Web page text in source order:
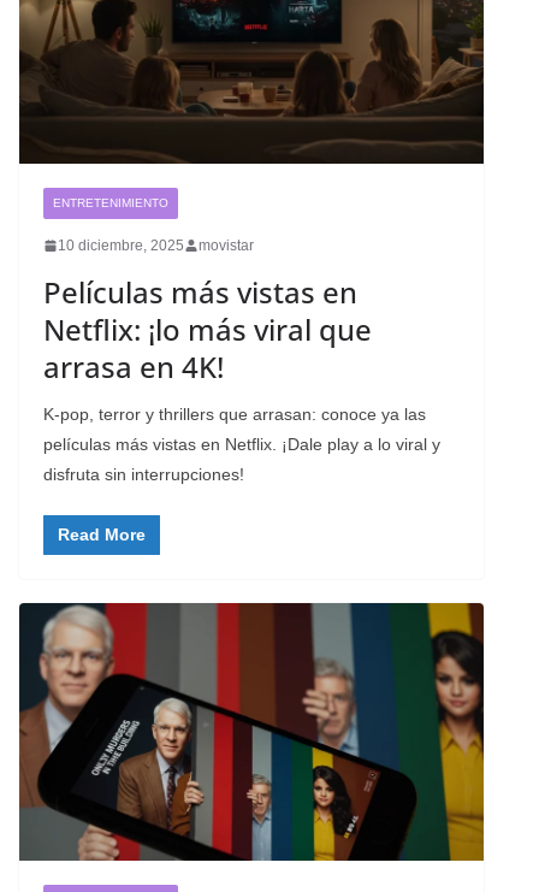
ENTRETENIMIENTO
10 diciembre, 2025 movistar
Películas más vistas en
Netflix: ¡lo más viral que
arrasa en 4K!
K-pop, terror y thrillers que arrasan: conoce ya las
películas más vistas en Netflix. ¡Dale play a lo viral y
disfruta sin interrupciones!
Read More